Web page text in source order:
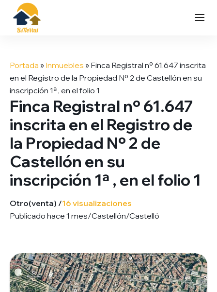
contenido
Portada » Inmuebles » Finca Registral nº 61.647 inscrita
en el Registro de la Propiedad Nº 2 de Castellón en su
inscripción 1ª , en el folio 1
Finca Registral nº 61.647
inscrita en el Registro de
la Propiedad Nº 2 de
Castellón en su
inscripción 1ª , en el folio 1
Otro(venta) /16 visualizaciones
Publicado hace 1 mes/Castellón/Castelló